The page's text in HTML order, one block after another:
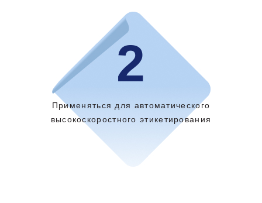
2
Применяться для автоматического
высокоскоростного этикетирования